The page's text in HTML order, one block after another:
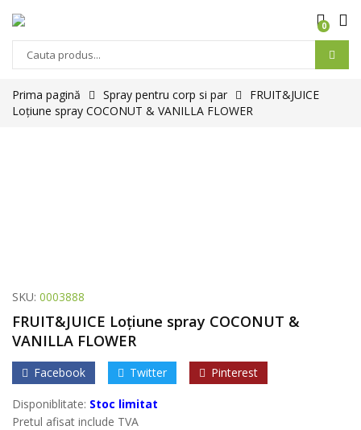
0
Prima pagină Spray pentru corp si par
FRUIT&JUICE
Loțiune spray COCONUT & VANILLA FLOWER
SKU: 0003888
FRUIT&JUICE Loțiune spray COCONUT &
VANILLA FLOWER
Facebook Twitter Pinterest
Disponiblitate: Stoc limitat
Pretul afisat include TVA